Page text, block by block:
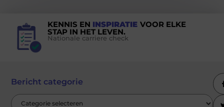
KENNIS EN INSPIRATIE VOOR ELKE
STAP IN HET LEVEN.
Nationale carriere check
Bericht categorie